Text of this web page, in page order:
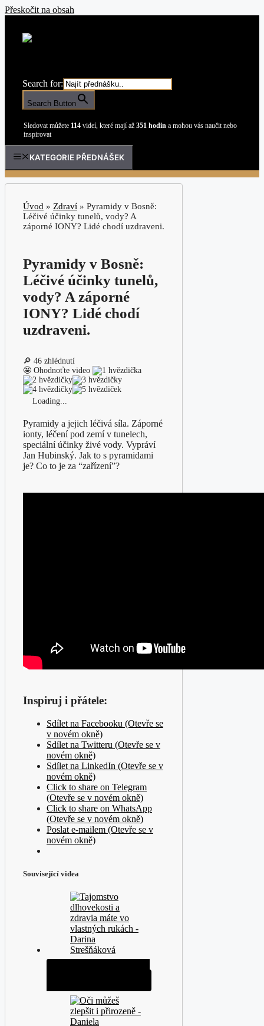
Přeskočit na obsah
Search for:
Search Button
Sledovat můžete 114 videí, které mají až 351 hodin a mohou vás naučit nebo
inspirovat
KATEGORIE PŘEDNÁŠEK
Úvod » Zdraví » Pyramidy v Bosně:
Léčivé účinky tunelů, vody? A
záporné IONY? Lidé chodí uzdraveni.
Pyramidy v Bosně:
Léčivé účinky tunelů,
vody? A záporné
IONY? Lidé chodí
uzdraveni.
🔎 46 zhlédnutí
🤩 Ohodnoťte video
Loading...
Pyramidy a jejich léčivá síla. Záporné
ionty, léčení pod zemí v tunelech,
speciální účinky živé vody. Vypráví
Jan Hubinský. Jak to s pyramidami
je? Co to je za “zařízení”?
Inspiruj i přátele:
Sdílet na Facebooku (Otevře se
v novém okně)
Sdílet na Twitteru (Otevře se v
novém okně)
Sdílet na LinkedIn (Otevře se v
novém okně)
Click to share on Telegram
(Otevře se v novém okně)
Click to share on WhatsApp
(Otevře se v novém okně)
Poslat e-mailem (Otevře se v
novém okně)
Související videa